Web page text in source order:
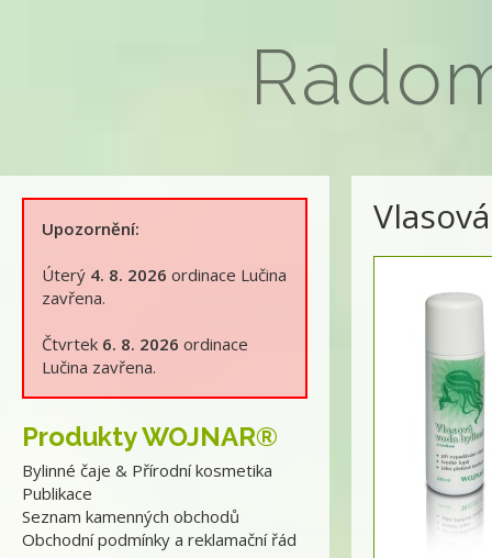
Upozornění:
Úterý 4. 8. 2026 ordinace Lučina
zavřena.
Čtvrtek 6. 8. 2026 ordinace
Lučina zavřena.
Produkty WOJNAR®
Bylinné čaje & Přírodní kosmetika
Publikace
Seznam kamenných obchodů
Obchodní podmínky a reklamační řád